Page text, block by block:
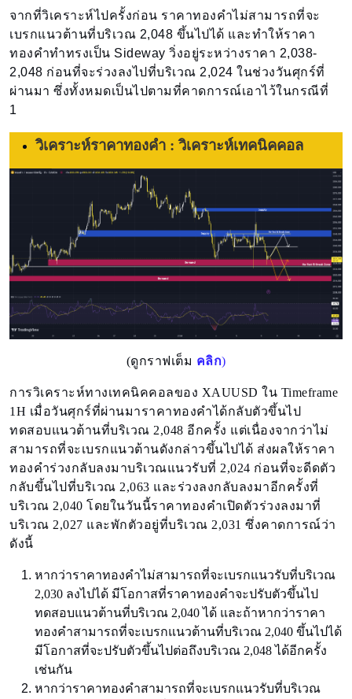
จากที่วิเคราะห์ไปครั้งก่อน ราคาทองคำไม่สามารถที่จะ
เบรกแนวต้านที่บริเวณ 2,048 ขึ้นไปได้ และทำให้ราคา
ทองคำทำทรงเป็น Sideway วิ่งอยู่ระหว่างราคา 2,038-
2,048 ก่อนที่จะร่วงลงไปที่บริเวณ 2,024 ในช่วงวันศุกร์ที่
ผ่านมา ซึ่งทั้งหมดเป็นไปตามที่คาดการณ์เอาไว้ในกรณีที่
1
วิเคราะห์ราคาทองคำ : วิเคราะห์เทคนิคคอล
(ดูกราฟเต็ม คลิก)
การวิเคราะห์ทางเทคนิคคอลของ XAUUSD ใน Timeframe
1H เมื่อวันศุกร์ที่ผ่านมาราคาทองคำได้กลับตัวขึ้นไป
ทดสอบแนวต้านที่บริเวณ 2,048 อีกครั้ง แต่เนื่องจากว่าไม่
สามารถที่จะเบรกแนวต้านดังกล่าวขึ้นไปได้ ส่งผลให้ราคา
ทองคำร่วงกลับลงมาบริเวณแนวรับที่ 2,024 ก่อนที่จะดีดตัว
กลับขึ้นไปที่บริเวณ 2,063 และร่วงลงกลับลงมาอีกครั้งที่
บริเวณ 2,040 โดยในวันนี้ราคาทองคำเปิดตัวร่วงลงมาที่
บริเวณ 2,027 และพักตัวอยู่ที่บริเวณ 2,031 ซึ่งคาดการณ์ว่า
ดังนี้
หากว่าราคาทองคำไม่สามารถที่จะเบรกแนวรับที่บริเวณ
2,030 ลงไปได้ มีโอกาสที่ราคาทองคำจะปรับตัวขึ้นไป
ทดสอบแนวต้านที่บริเวณ 2,040 ได้ และถ้าหากว่าราคา
ทองคำสามารถที่จะเบรกแนวต้านที่บริเวณ 2,040 ขึ้นไปได้
มีโอกาสที่จะปรับตัวขึ้นไปต่อถึงบริเวณ 2,048 ได้อีกครั้ง
เช่นกัน
หากว่าราคาทองคำสามารถที่จะเบรกแนวรับที่บริเวณ